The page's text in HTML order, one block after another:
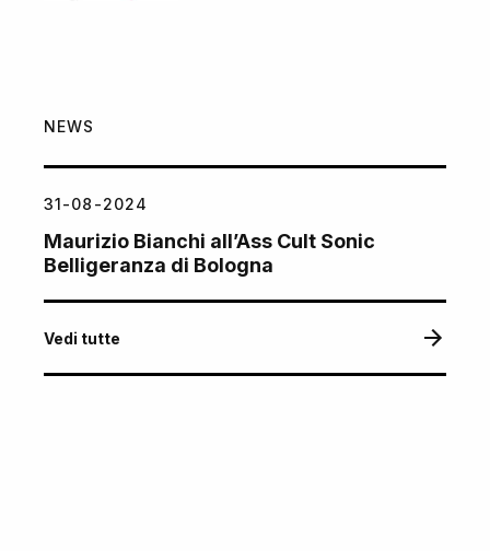
NEWS
31-08-2024
Maurizio Bianchi all’Ass Cult Sonic
Belligeranza di Bologna
Vedi tutte